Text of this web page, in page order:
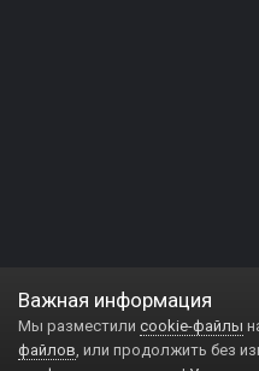
Важная информация
Мы разместили cookie-файлы
файлов, или продолжить без